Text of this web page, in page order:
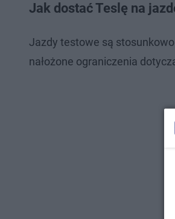
Jak dostać Teslę na
Jazdy testowe są
nałożone ograniczenia